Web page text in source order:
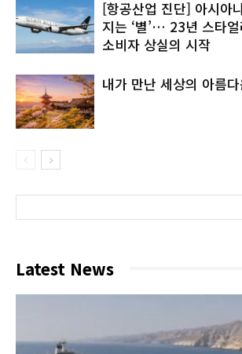
[항공산업 진단] 아시아
지는 ‘별’… 23년 스타
소비자 상실의 시작
내가 만난 세상의 아름
Latest News